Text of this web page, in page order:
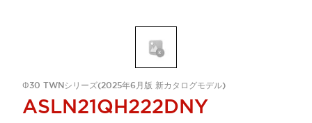
Φ30 TWNシリーズ(2025年6月版 新カタログモデル)
ASLN21QH222DNY